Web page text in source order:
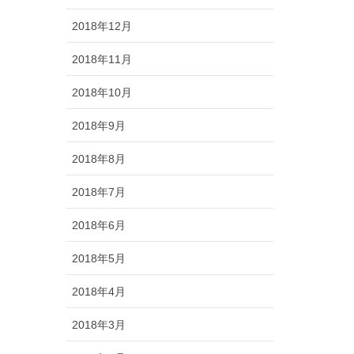
2018年12月
2018年11月
2018年10月
2018年9月
2018年8月
2018年7月
2018年6月
2018年5月
2018年4月
2018年3月